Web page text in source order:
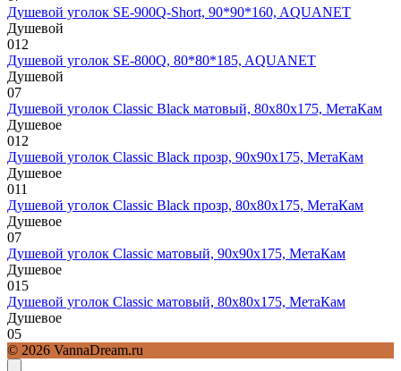
Душевой уголок SE-900Q-Short, 90*90*160, AQUANET
Душевой
012
Душевой уголок SE-800Q, 80*80*185, AQUANET
Душевой
07
Душевой уголок Classic Black матовый, 80х80х175, МетаКам
Душевое
012
Душевой уголок Classic Black прозр, 90х90х175, МетаКам
Душевое
011
Душевой уголок Classic Black прозр, 80х80х175, МетаКам
Душевое
07
Душевой уголок Classic матовый, 90х90х175, МетаКам
Душевое
015
Душевой уголок Classic матовый, 80х80х175, МетаКам
Душевое
05
© 2026 VannaDream.ru